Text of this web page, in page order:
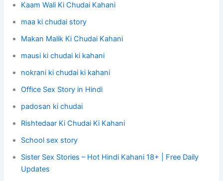
Kaam Wali Ki Chudai Kahani
maa ki chudai story
Makan Malik Ki Chudai Kahani
mausi ki chudai ki kahani
nokrani ki chudai ki kahani
Office Sex Story in Hindi
padosan ki chudai
Rishtedaar Ki Chudai Ki Kahani
School sex story
Sister Sex Stories – Hot Hindi Kahani 18+ | Free Daily
Updates